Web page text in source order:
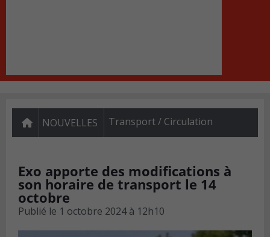
NOUVELLES Transport / Circulation
Exo apporte des modifications à
son horaire de transport le 14
octobre
Publié le 1 octobre 2024 à 12h10